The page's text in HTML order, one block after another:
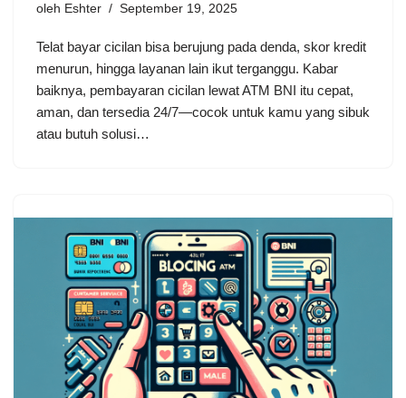
oleh Eshter September 19, 2025
Telat bayar cicilan bisa berujung pada denda, skor kredit
menurun, hingga layanan lain ikut terganggu. Kabar
baiknya, pembayaran cicilan lewat ATM BNI itu cepat,
aman, dan tersedia 24/7—cocok untuk kamu yang sibuk
atau butuh solusi…